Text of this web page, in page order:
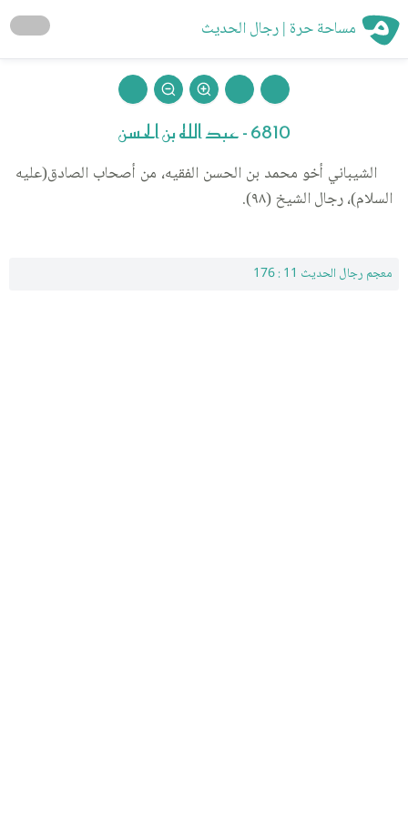
مساحة حرة | رجال الحديث
6810 - عبد الله بن الحسن
الشيباني أخو محمد بن الحسن الفقيه، من أصحاب الصادق(عليه
السلام)، رجال الشيخ (٩٨).
معجم رجال الحديث 11 : 176